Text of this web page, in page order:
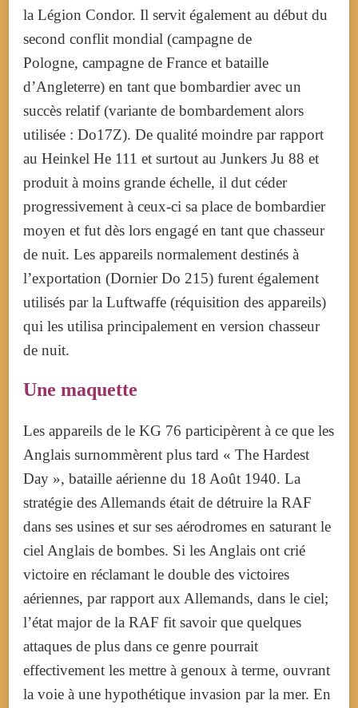
la Légion Condor. Il servit également au début du
second conflit mondial (campagne de
Pologne, campagne de France et bataille
d’Angleterre) en tant que bombardier avec un
succès relatif (variante de bombardement alors
utilisée : Do17Z). De qualité moindre par rapport
au Heinkel He 111 et surtout au Junkers Ju 88 et
produit à moins grande échelle, il dut céder
progressivement à ceux-ci sa place de bombardier
moyen et fut dès lors engagé en tant que chasseur
de nuit. Les appareils normalement destinés à
l’exportation (Dornier Do 215) furent également
utilisés par la Luftwaffe (réquisition des appareils)
qui les utilisa principalement en version chasseur
de nuit.
Une maquette
Les appareils de le KG 76 participèrent à ce que les
Anglais surnommèrent plus tard « The Hardest
Day », bataille aérienne du 18 Août 1940. La
stratégie des Allemands était de détruire la RAF
dans ses usines et sur ses aérodromes en saturant le
ciel Anglais de bombes. Si les Anglais ont crié
victoire en réclamant le double des victoires
aériennes, par rapport aux Allemands, dans le ciel;
l’état major de la RAF fit savoir que quelques
attaques de plus dans ce genre pourrait
effectivement les mettre à genoux à terme, ouvrant
la voie à une hypothétique invasion par la mer. En